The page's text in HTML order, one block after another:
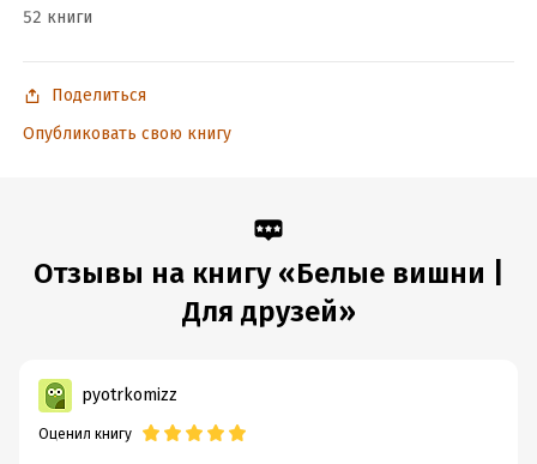
Время на чтение:
52 книги
Поделиться
Опубликовать свою книгу
Отзывы на книгу «Белые вишни |
Для друзей»
pyotrkomizz
Оценил книгу